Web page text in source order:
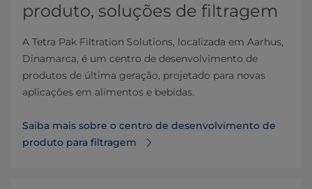
produto, soluções de filtragem
A Tetra Pak Filtration Solutions, localizada em Aarhus,
Dinamarca, é um centro de desenvolvimento de
produtos de última geração, projetado para novas
aplicações em alimentos e bebidas.
Saiba mais sobre o centro de desenvolvimento de
produto para filtragem